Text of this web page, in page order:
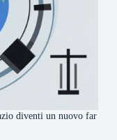
diventi un nuovo far